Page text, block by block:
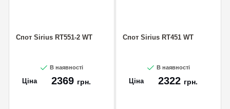
Спот Sirius RT551-2 WT
В наявності
Ціна 2369 грн.
Спот Sirius RT451 WT
В наявності
Ціна 2322 грн.